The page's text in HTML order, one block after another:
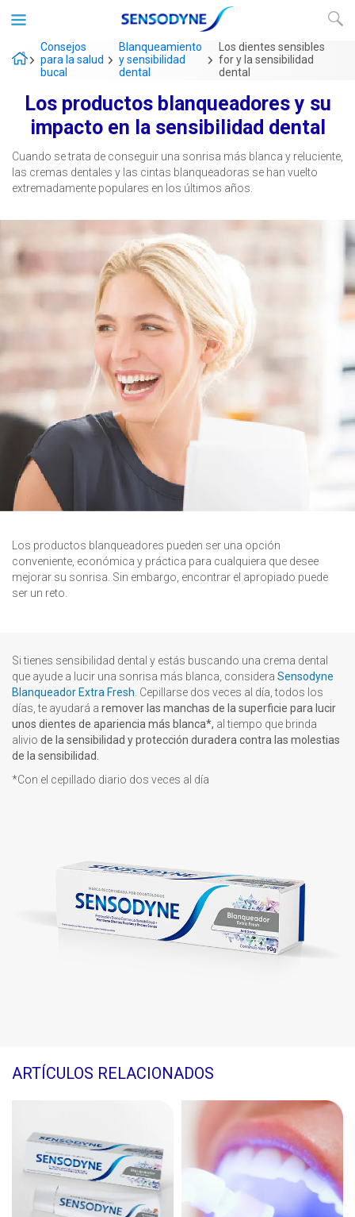
Consejos
para la salud
bucal
Blanqueamiento
y sensibilidad
dental
Los dientes sensibles
for y la sensibilidad
dental
Los productos blanqueadores y su
impacto en la sensibilidad dental
Cuando se trata de conseguir una sonrisa más blanca y reluciente,
las cremas dentales y las cintas blanqueadoras se han vuelto
extremadamente populares en los últimos años.
Los productos blanqueadores pueden ser una opción
conveniente, económica y práctica para cualquiera que desee
mejorar su sonrisa. Sin embargo, encontrar el apropiado puede
ser un reto.
Si tienes sensibilidad dental y estás buscando una crema dental
que ayude a lucir una sonrisa más blanca, considera Sensodyne
Blanqueador Extra Fresh . Cepillarse dos veces al día, todos los
días, te ayudará a remover las manchas de la superficie para lucir
unos dientes de apariencia más blanca*, al tiempo que brinda
alivio de la sensibilidad y protección duradera contra las molestias
de la sensibilidad.
*Con el cepillado diario dos veces al día
ARTÍCULOS RELACIONADOS